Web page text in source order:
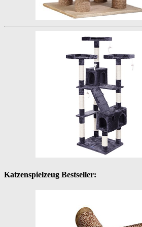
Katzenspielzeug Bestseller: